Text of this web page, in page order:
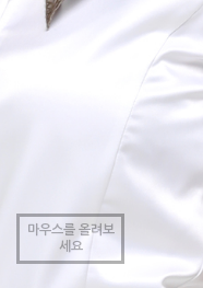
마우스를 올려보
세요